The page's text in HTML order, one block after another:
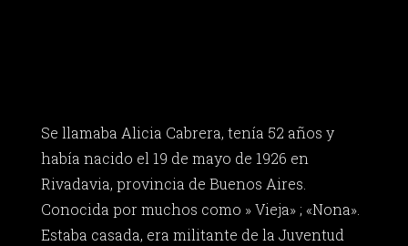
Se llamaba Alicia Cabrera, tenía 52 años y
había nacido el 19 de mayo de 1926 en
Rivadavia, provincia de Buenos Aires.
Conocida por muchos como » Vieja» ; «Nona».
Estaba casada, era militante de la Juventud